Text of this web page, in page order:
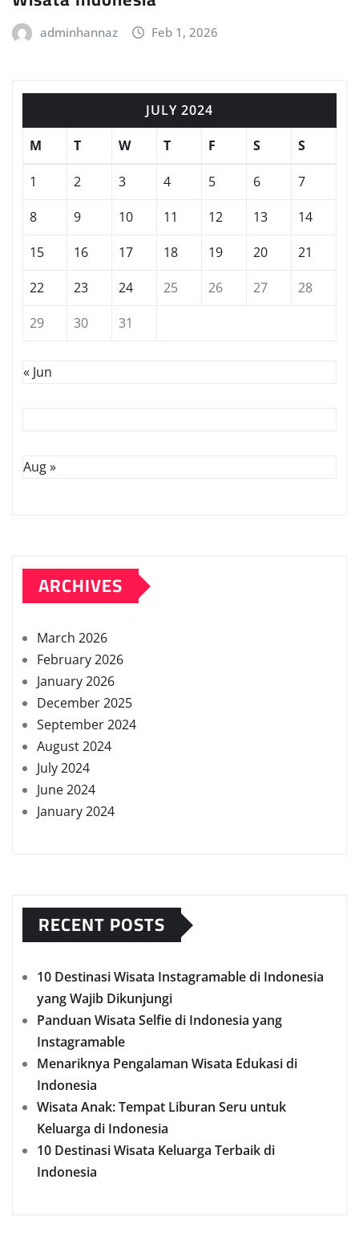
adminhannaz Feb 1, 2026
JULY 2024
M
T W T F S S
1 2 3 4 5 6
7
8
9 10 11 12 13
14
15
16 17 18 19 20
21
22
23 24 25 26 27
28
29
30 31
« Jun
Aug »
ARCHIVES
March 2026
February 2026
January 2026
December 2025
September 2024
August 2024
July 2024
June 2024
January 2024
RECENT POSTS
10 Destinasi Wisata Instagramable di Indonesia
yang Wajib Dikunjungi
Panduan Wisata Selfie di Indonesia yang
Instagramable
Menariknya Pengalaman Wisata Edukasi di
Indonesia
Wisata Anak: Tempat Liburan Seru untuk
Keluarga di Indonesia
10 Destinasi Wisata Keluarga Terbaik di
Indonesia